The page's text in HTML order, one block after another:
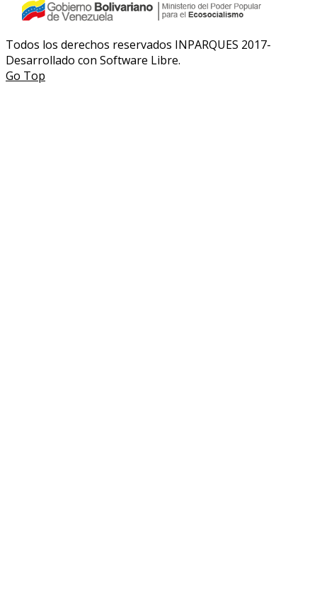
Todos los derechos reservados INPARQUES 2017-
Desarrollado con Software Libre.
Go Top